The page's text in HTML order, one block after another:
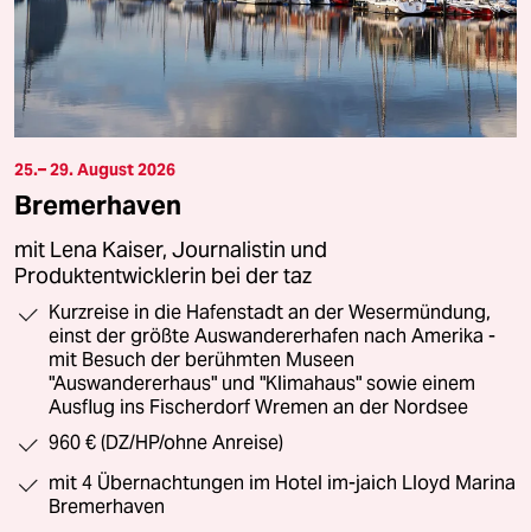
25.– 29. August 2026
Bremerhaven
mit Lena Kaiser, Journalistin und
Produktentwicklerin bei der taz
Kurzreise in die Hafenstadt an der Wesermündung,
einst der größte Auswandererhafen nach Amerika -
mit Besuch der berühmten Museen
"Auswandererhaus" und "Klimahaus" sowie einem
Ausflug ins Fischerdorf Wremen an der Nordsee
960 € (DZ/HP/ohne Anreise)
mit 4 Übernachtungen im Hotel im-jaich Lloyd Marina
Bremerhaven